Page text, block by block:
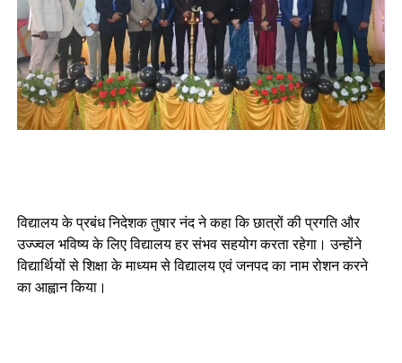
विद्यालय के प्रबंध निदेशक तुषार नंद ने कहा कि छात्रों की प्रगति और
उज्ज्वल भविष्य के लिए विद्यालय हर संभव सहयोग करता रहेगा। उन्होंने
विद्यार्थियों से शिक्षा के माध्यम से विद्यालय एवं जनपद का नाम रोशन करने
का आह्वान किया।